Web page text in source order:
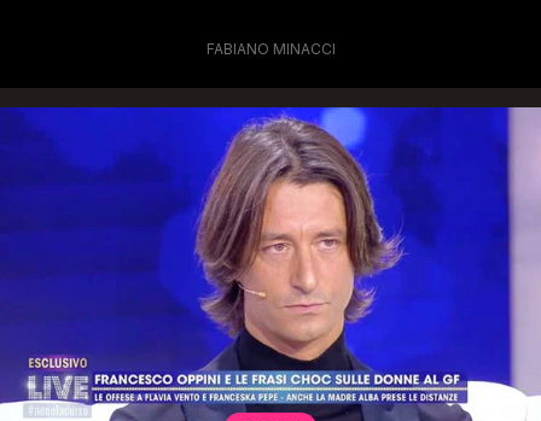
FABIANO MINACCI